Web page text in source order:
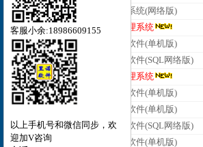
里诺客户管理系统(网络版)
里诺云客户管理系统
里诺合同管理软件(单机版)
里诺合同管理软件(SQL网络版)
里诺云合同管理系统
里诺会员管理软件(单机版)
里诺销售管理软件(单机版)
里诺销售管理软件(SQL网络版)
里诺采购管理软件(单机版)
客服小余:18986609155
以上手机号和微信同步，欢
迎加V咨询